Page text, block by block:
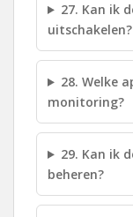
27. Kan ik
uitschakelen?
28. Welke
monitoring?
29. Kan ik
beheren?